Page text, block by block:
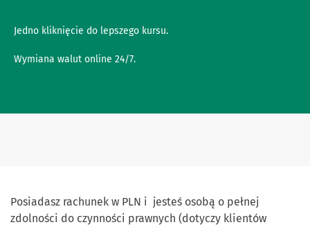
Jedno kliknięcie do lepszego kursu.
Wymiana walut online 24/7.
Posiadasz rachunek w PLN i jesteś osobą o pełnej
zdolności do czynności prawnych (dotyczy klientów